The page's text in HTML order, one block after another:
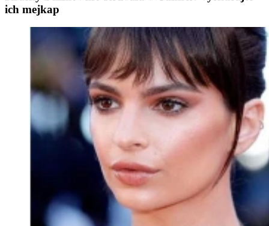
ich mejkap